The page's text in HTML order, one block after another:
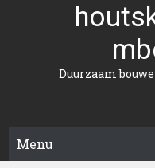
Duurzaam
Menu